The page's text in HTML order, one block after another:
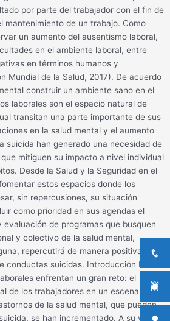
por parte del trabajador con el fin de
mantenimiento de un trabajo. Como
un aumento del ausentismo laboral,
en el ambiente laboral, entre
en términos humanos y
Mundial de la Salud, 2017). De acuerdo
construir un ambiente sano en el
laborales son el espacio natural de
transitan una parte importante de sus
en la salud mental y el aumento
suicida han generado una necesidad de
mitiguen su impacto a nivel individual
Desde la Salud y la Seguridad en el
estos espacios donde los
sin repercusiones, su situación
como prioridad en sus agendas el
de programas que busquen
y colectivo de la salud mental,
repercutirá de manera positiva en la
conductas suicidas. Introducción En la
enfrentan un gran reto: el
de los trabajadores en un escenario en
de la salud mental, que pueden
se han incrementado. A su vez,